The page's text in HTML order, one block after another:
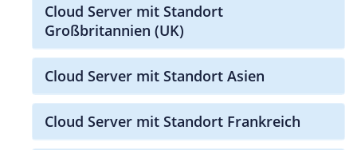
Cloud Server mit Standort
Großbritannien (UK)
Cloud Server mit Standort Asien
Cloud Server mit Standort Frankreich